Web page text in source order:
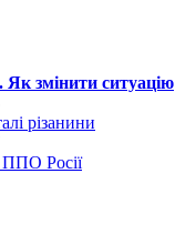
змінити ситуацію
різанини
ППО Росії